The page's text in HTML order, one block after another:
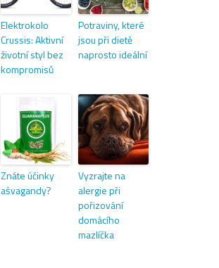
Elektrokolo
Crussis: Aktivní
životní styl bez
kompromisů
Potraviny, které
jsou při dietě
naprosto ideální
Znáte účinky
ašvagandy?
Vyzrajte na
alergie při
pořizování
domácího
mazlíčka